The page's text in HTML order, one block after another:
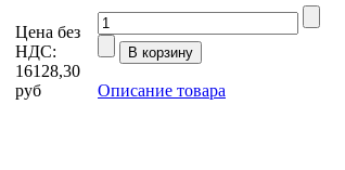
Цена без
НДС:
16128,30
руб
Описание товара